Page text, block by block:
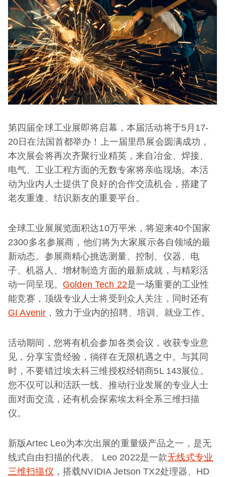
第四届全球工业展即将启幕，本届活动将于5月17-
20日在法国首都举办！上一届里昂展会圆满成功，
本次展会将再次齐聚行业精英，来自冶金、焊接、
电气、工业工程方面的无数专家将亲临现场。本活
动为业内人士提供了良好的合作交流机会，搭建了
老友重逢、结识新友的重要平台。
全球工业展展览面积达10万平米，将迎来40个国家
2300多名参展商，他们将为大家展示各自领域的最
新动态。参展商精心挑选测量、控制、仪器、电
子、机器人、增材制造方面的最新成就，与精彩活
动一同呈现。 Golden Tech 22是一场重要的工业性
能竞赛，顶级专业人士将受到众人关注，同时还有
GI Avenir ，致力于业内的招聘、培训、就业工作。
活动期间，您将有机会参加各类会议，收获专业意
见，分享宝贵经验，徜徉在无限机遇之中。与其同
时，不要错过埃太科三维授权经销商5L 143展位。
您不仅可以和活跃一线、推动行业发展的专业人士
面对面交流，还有机会探索埃太科全系三维扫描
仪。
新版Artec Leo为本次出展的重量级产品之一，是无
线式自由扫描的代表。 Leo 2022是一款无线式专业
三维扫描仪 ，搭载NVIDIA Jetson TX2处理器、HD